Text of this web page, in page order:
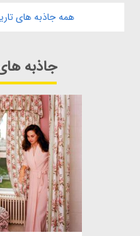
همه جاذبه های
جاذبه